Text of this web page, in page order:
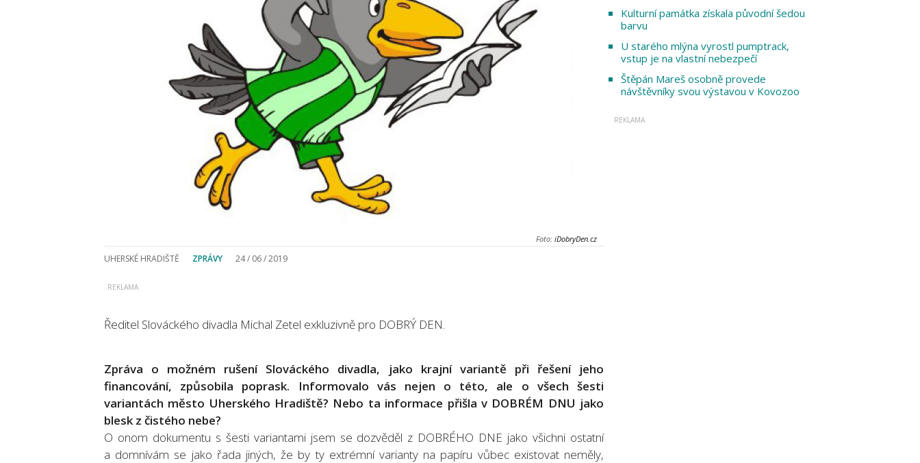
Foto: iDobryDen.cz
UHERSKÉ HRADIŠTĚ ZPRÁVY 24 / 06 / 2019
Ředitel Slováckého divadla Michal Zetel exkluzivně pro DOBRÝ DEN.
Zpráva o možném rušení Slováckého divadla, jako krajní variantě při řešení jeho
financování, způsobila poprask. Informovalo vás nejen o této, ale o všech šesti
variantách město Uherského Hradiště? Nebo ta informace přišla v DOBRÉM DNU jako
blesk z čistého nebe?
O onom dokumentu s šesti variantami jsem se dozvěděl z DOBRÉHO DNE jako všichni ostatní
a domnívám se jako řada jiných, že by ty extrémní varianty na papíru vůbec existovat neměly,
Kulturní památka získala původní šedou
barvu
U starého mlýna vyrostl pumptrack,
vstup je na vlastní nebezpečí
Štěpán Mareš osobně provede
návštěvníky svou výstavou v Kovozoo